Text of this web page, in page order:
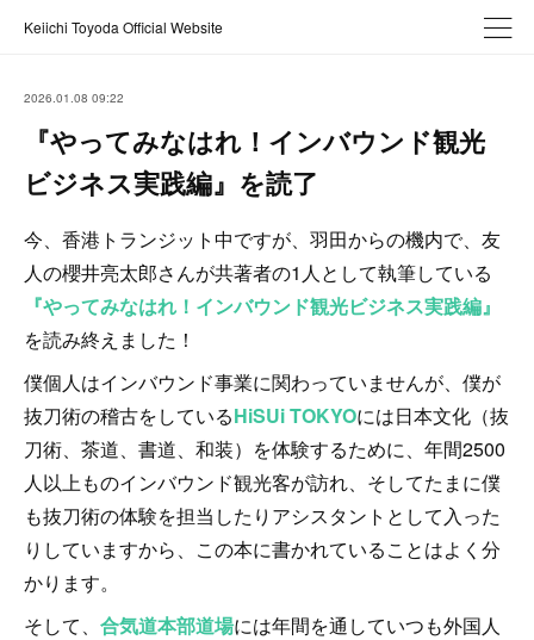
Keiichi Toyoda Official Website
2026.01.08 09:22
『やってみなはれ！インバウンド観光
ビジネス実践編』を読了
今、香港トランジット中ですが、羽田からの機内で、友
人の櫻井亮太郎さんが共著者の1人として執筆している
『やってみなはれ！インバウンド観光ビジネス実践編』
を読み終えました！
僕個人はインバウンド事業に関わっていませんが、僕が
抜刀術の稽古をしているHiSUi TOKYOには日本文化（抜
刀術、茶道、書道、和装）を体験するために、年間2500
人以上ものインバウンド観光客が訪れ、そしてたまに僕
も抜刀術の体験を担当したりアシスタントとして入った
りしていますから、この本に書かれていることはよく分
かります。
そして、 合気道本部道場には年間を通していつも外国人